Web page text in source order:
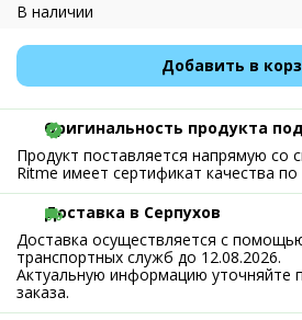
В наличии
Добавить в
Оригинальность продукта
Продукт поставляется напрямую со
Ritme имеет сертификат качества по
Доставка в Серпухов
Доставка осуществляется с
транспортных служб до 12.08.2026.
Актуальную информацию уточняйте
заказа.